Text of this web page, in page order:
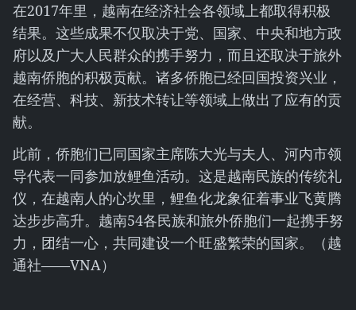
在2017年里，越南在经济社会各领域上都取得积极
结果。这些成果不仅取决于党、国家、中央和地方政
府以及广大人民群众的携手努力，而且还取决于旅外
越南侨胞的积极贡献。诸多侨胞已经回国投资兴业，
在经营、科技、新技术转让等领域上做出了应有的贡
献。
此前，侨胞们已同国家主席陈大光与夫人、河内市领
导代表一同参加放鲤鱼活动。这是越南民族的传统礼
仪，在越南人的心坎里，鲤鱼化龙象征着事业飞黄腾
达步步高升。越南54各民族和旅外侨胞们一起携手努
力，团结一心，共同建设一个旺盛繁荣的国家。（越
通社——VNA）